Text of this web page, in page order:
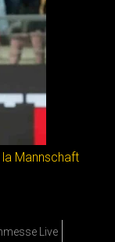
Mannschaft
Live